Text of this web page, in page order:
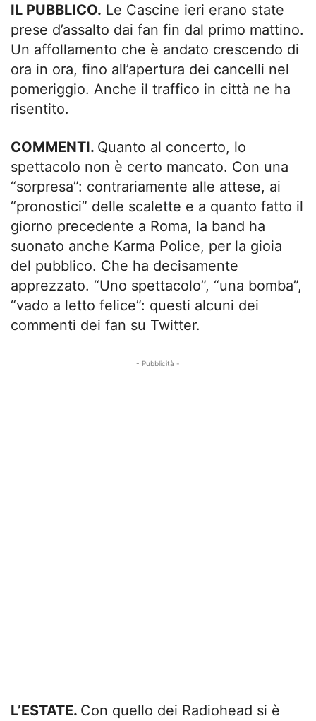
IL PUBBLICO. Le Cascine ieri erano state
prese d’assalto dai fan fin dal primo mattino.
Un affollamento che è andato crescendo di
ora in ora, fino all’apertura dei cancelli nel
pomeriggio. Anche il traffico in città ne ha
risentito.
COMMENTI. Quanto al concerto, lo
spettacolo non è certo mancato. Con una
“sorpresa”: contrariamente alle attese, ai
“pronostici” delle scalette e a quanto fatto il
giorno precedente a Roma, la band ha
suonato anche Karma Police, per la gioia
del pubblico. Che ha decisamente
apprezzato. “Uno spettacolo”, “una bomba”,
“vado a letto felice”: questi alcuni dei
commenti dei fan su Twitter.
- Pubblicità -
L’ESTATE. Con quello dei Radiohead si è